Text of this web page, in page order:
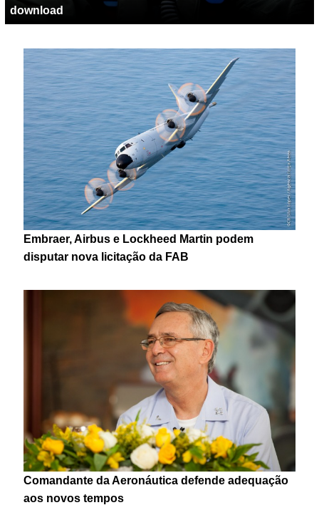
download
Embraer, Airbus e Lockheed Martin podem
disputar nova licitação da FAB
Comandante da Aeronáutica defende adequação
aos novos tempos